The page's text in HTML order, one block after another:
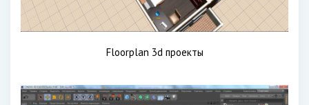
Floorplan 3d проекты